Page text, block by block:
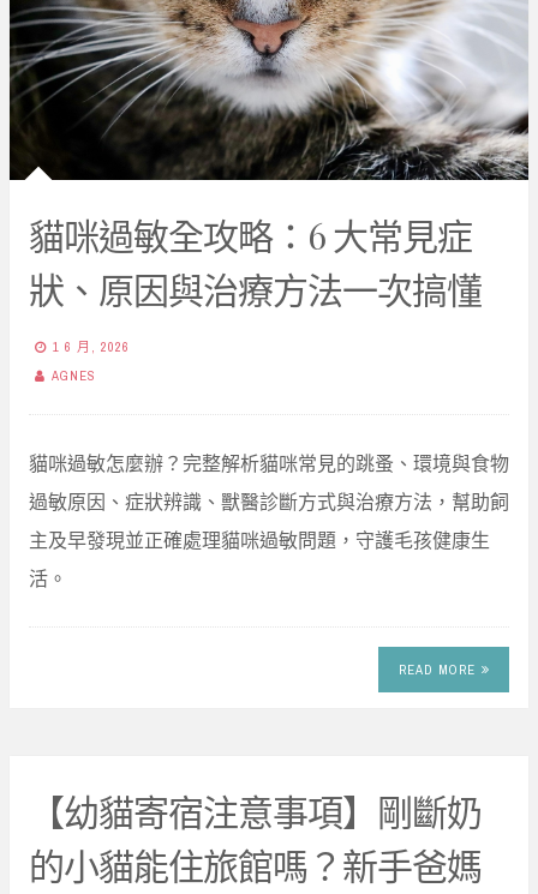
貓咪過敏全攻略：6 大常見症
狀、原因與治療方法一次搞懂
1 6 月, 2026
AGNES
貓咪過敏怎麼辦？完整解析貓咪常見的跳蚤、環境與食物
過敏原因、症狀辨識、獸醫診斷方式與治療方法，幫助飼
主及早發現並正確處理貓咪過敏問題，守護毛孩健康生
活。
READ MORE
【幼貓寄宿注意事項】剛斷奶
的小貓能住旅館嗎？新手爸媽